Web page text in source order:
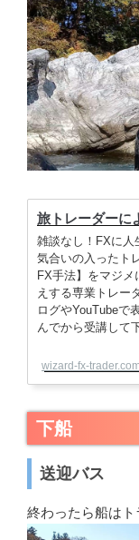
旅トレーダーに
雑談なし！FXに人
気合いの入ったト
FX手法】をマジ
えする専業トレ
ログやYouTubeで
んでから受講して
wizard-fx-trader.com
下船
送迎バス
終わったら船はト